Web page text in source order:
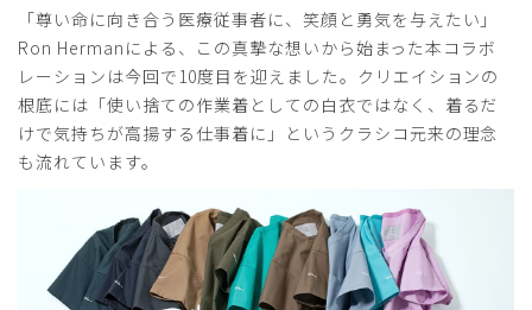
商品：R29レディース:Ron Herman スクラブトップス/
ブラウン/M
役に立った
ご購入者様
購入確認済み
年齢: 40代 身長: 156-160cm 体重:46-50kg
「尊い命に向き合う医療従事者に、笑顔と勇気を与えたい」
Ron Hermanによる、この真摯な想いから始まった本コラボ
レーションは今回で10度目を迎えました。クリエイションの
根底には「使い捨ての作業着としての白衣ではなく、着るだ
けで気持ちが高揚する仕事着に」というクラシコ元来の理念
も流れています。